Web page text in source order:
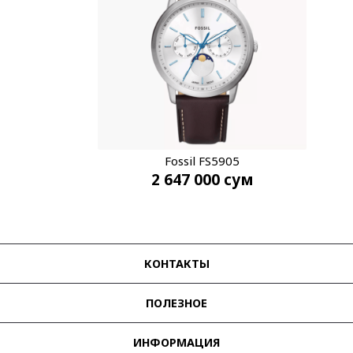
Fossil FS5905
2 647 000 сум
КОНТАКТЫ
ПОЛЕЗНОЕ
ИНФОРМАЦИЯ